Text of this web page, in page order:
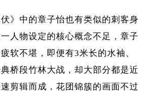
》中的章子怡也有类似的刺客身
人物设定的核心概念不足，章子
软不堪，即便有3米长的水袖、
桥段竹林大战，却大部分都是近
剪辑而成，花团锦簇的画面不过